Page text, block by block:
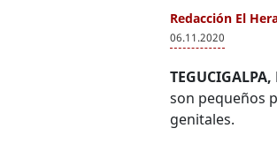
Redacción El
06.11.2020
son pequeños
genitales.